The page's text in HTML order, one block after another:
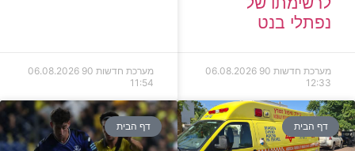
נפתלי בנט
מערכת חדשות 90
06.08.2026
12:33
מערכת חדשות 90
06.08.2026
11:54
דף הבית דף הבית